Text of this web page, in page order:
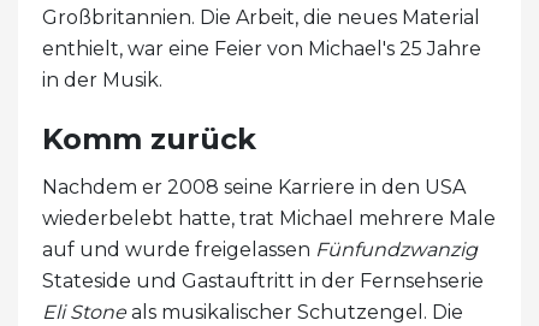
Großbritannien. Die Arbeit, die neues Material
enthielt, war eine Feier von Michael's 25 Jahre
in der Musik.
Komm zurück
Nachdem er 2008 seine Karriere in den USA
wiederbelebt hatte, trat Michael mehrere Male
auf und wurde freigelassen Fünfundzwanzig
Stateside und Gastauftritt in der Fernsehserie
Eli Stoneals musikalischer Schutzengel. Die